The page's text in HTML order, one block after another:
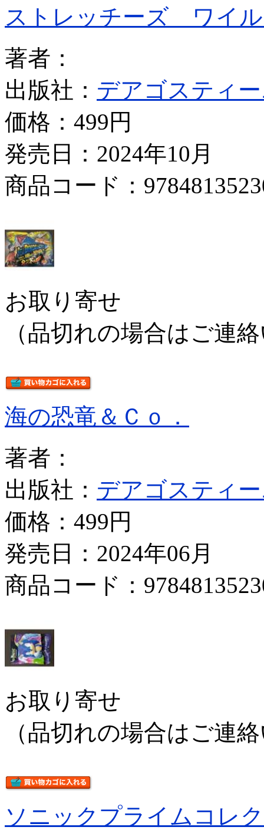
ストレッチーズ ワイ
著者：
出版社： デアゴスティ
価格： 499円
発売日：2024年10月
商品コード：
お取り寄せ
（品切れの場合はご連
海の恐竜＆Ｃｏ．
著者：
出版社： デアゴスティ
価格： 499円
発売日：2024年06月
商品コード：
お取り寄せ
（品切れの場合はご連
ソニックプライムコレ